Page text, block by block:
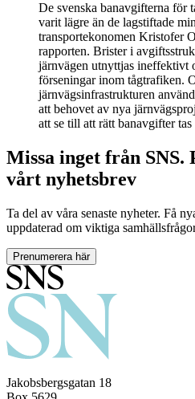
De svenska banavgifterna för
varit lägre än de lagstiftade
transportekonomen Kristofer
rapporten. Brister i
järnvägen utnyttjas ineffektivt
förseningar inom tågtrafiken.
järnvägsinfrastrukturen
att behovet av nya
att se till att rätt banavgifter tas
Missa inget från SNS.
vårt nyhetsbrev
Ta del av våra senaste nyheter. Få
uppdaterad om viktiga
Prenumerera här
Jakobsbergsgatan 18